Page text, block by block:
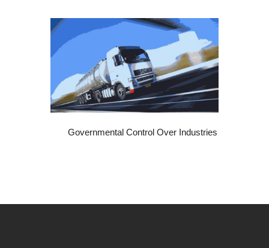
Governmental Control Over Industries